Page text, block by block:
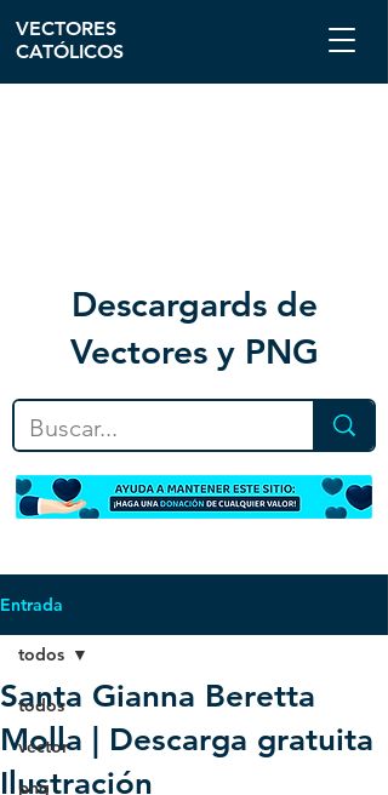
Descargards de
Vectores y PNG
VECTORES
CATÓLICOS
Entrada
todos
vector
png
todos
Santa Gianna Beretta
Molla | Descarga gratuita
Ilustración